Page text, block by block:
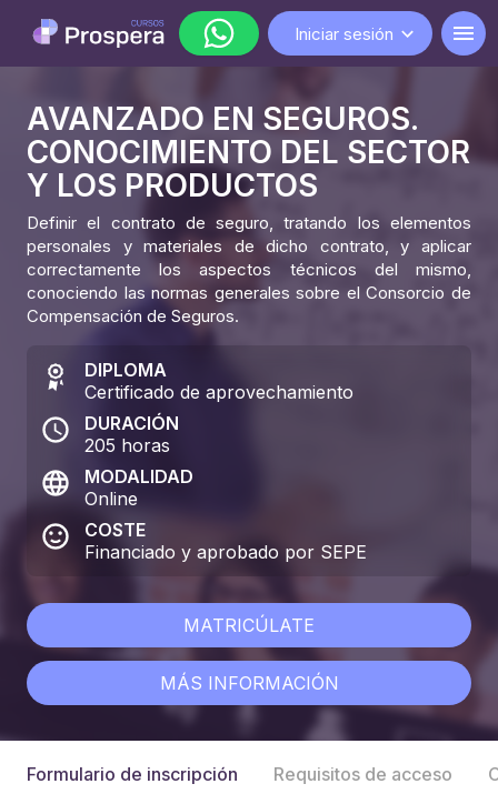
WhatsApp
lunes a viernes de 9:00 a 18:00
Iniciar sesión
AVANZADO EN SEGUROS.
CONOCIMIENTO DEL SECTOR
Y LOS PRODUCTOS
Definir el contrato de seguro, tratando los elementos
personales y materiales de dicho contrato, y aplicar
correctamente los aspectos técnicos del mismo,
conociendo las normas generales sobre el Consorcio de
Compensación de Seguros.
DIPLOMA
Certificado de aprovechamiento
DURACIÓN
205 horas
MODALIDAD
Online
COSTE
Financiado y aprobado por SEPE
MATRICÚLATE
MÁS INFORMACIÓN
Formulario de inscripción Requisitos de acceso